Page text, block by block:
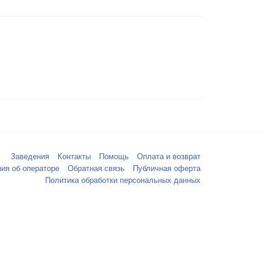
Заведения Контакты Помощь
Оплата и возврат
об операторе
Обратная связь
Публичная оферта
Политика обработки персональных данных